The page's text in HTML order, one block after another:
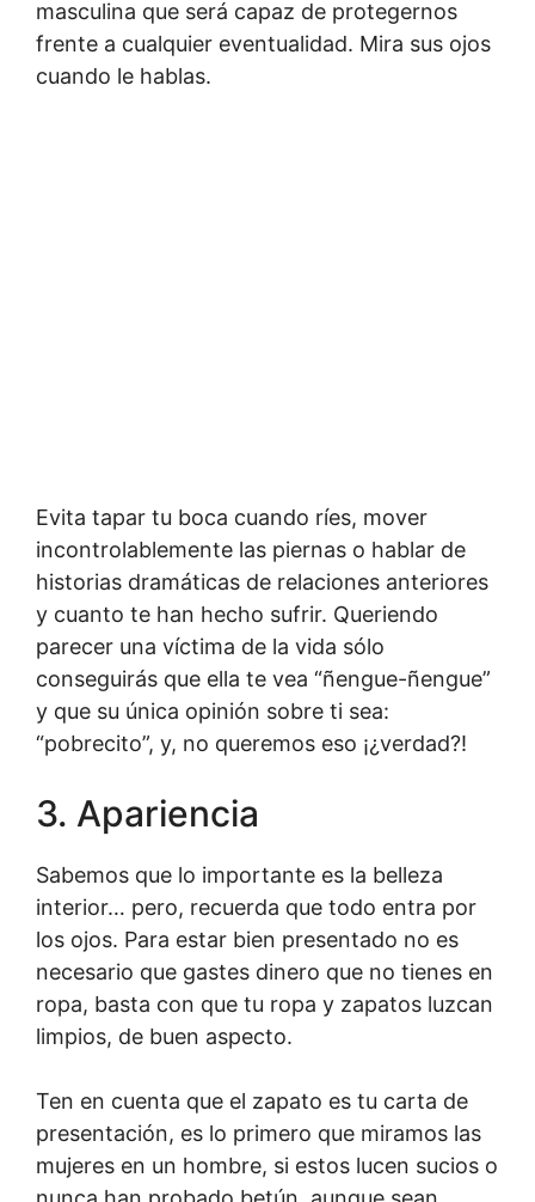
masculina que será capaz de protegernos
frente a cualquier eventualidad. Mira sus ojos
cuando le hablas.
Evita tapar tu boca cuando ríes, mover
incontrolablemente las piernas o hablar de
historias dramáticas de relaciones anteriores
y cuanto te han hecho sufrir. Queriendo
parecer una víctima de la vida sólo
conseguirás que ella te vea “ñengue-ñengue”
y que su única opinión sobre ti sea:
“pobrecito”, y, no queremos eso ¡¿verdad?!
3. Apariencia
Sabemos que lo importante es la belleza
interior… pero, recuerda que todo entra por
los ojos. Para estar bien presentado no es
necesario que gastes dinero que no tienes en
ropa, basta con que tu ropa y zapatos luzcan
limpios, de buen aspecto.
Ten en cuenta que el zapato es tu carta de
presentación, es lo primero que miramos las
mujeres en un hombre, si estos lucen sucios o